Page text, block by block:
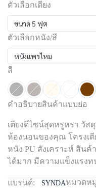
ตัวเลือกเตียง
ขนาด 5 ฟุต
ตัวเลือกหนัง/สี
หนังแพรไหม
สี
คำอธิบายสินค้าแบบย่อ
เตียงดีไซน์สุดหรูหรา วัส
ห้องนอนของคุณ โครงเตี
หนัง PU สังเคราะห์ สิน
ได้มาก มีความแข็งแรง
แบรนด์: SYNDAหมวดห